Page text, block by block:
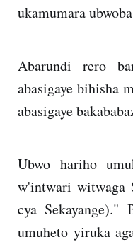
ukamumara
Abarundi rero
abasigaye bihisha
abasigaye
Ubwo hariho
w'intwari witwaga
cya
umuheto yiruka